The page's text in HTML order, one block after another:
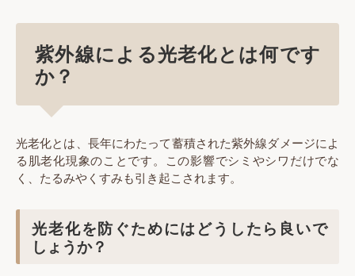
紫外線による光老化とは何です
か？
光老化とは、長年にわたって蓄積された紫外線ダメージによ
る肌老化現象のことです。この影響でシミやシワだけでな
く、たるみやくすみも引き起こされます。
光老化を防ぐためにはどうしたら良いで
しょうか？